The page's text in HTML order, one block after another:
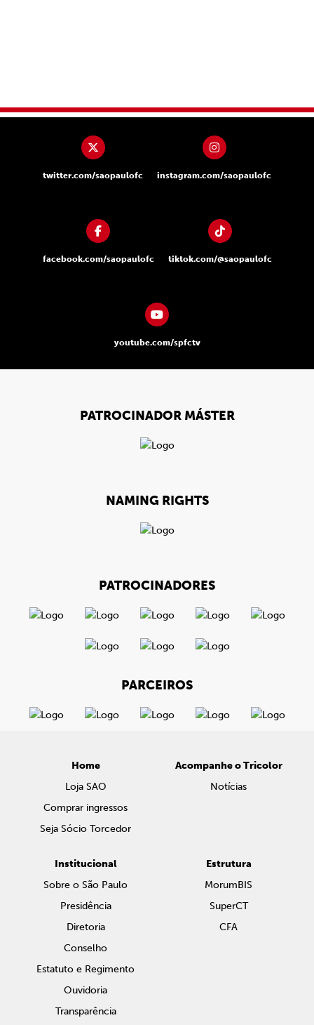
twitter.com/saopaulofc instagram.com/saopaulofc
facebook.com/saopaulofc tiktok.com/@saopaulofc
youtube.com/spfctv
PATROCINADOR MÁSTER
NAMING RIGHTS
PATROCINADORES
PARCEIROS
Home
Loja SAO
Comprar ingressos
Seja Sócio Torcedor
Acompanhe o Tricolor
Notícias
Institucional
Sobre o São Paulo
Presidência
Diretoria
Conselho
Estatuto e Regimento
Ouvidoria
Transparência
Estrutura
MorumBIS
SuperCT
CFA